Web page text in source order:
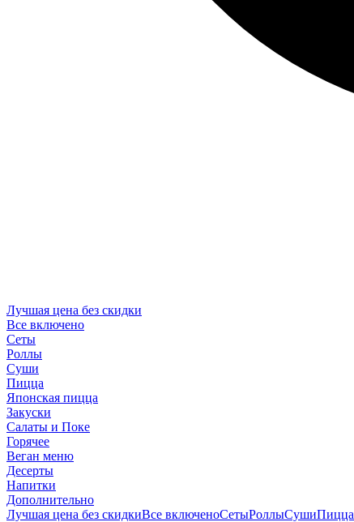
Лучшая цена без скидки
Все включено
Сеты
Роллы
Суши
Пицца
Японская пицца
Закуски
Салаты и Поке
Горячее
Веган меню
Десерты
Напитки
Дополнительно
Лучшая цена без скидкиВсе включеноСетыРоллыСушиПицца